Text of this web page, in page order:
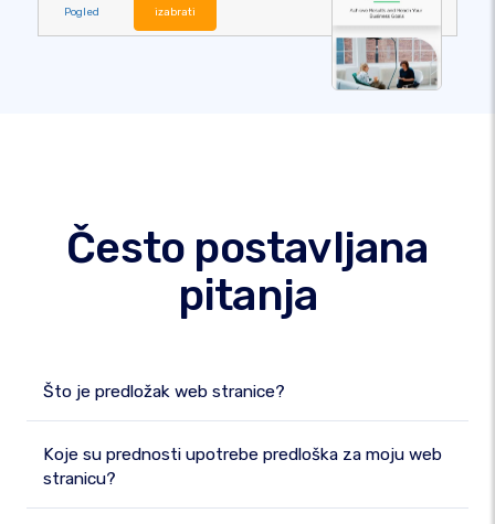
Pogled izabrati
Često postavljana
pitanja
Što je predložak web stranice?
Koje su prednosti upotrebe predloška za moju web
stranicu?